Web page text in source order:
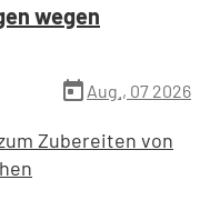
wegen
today Aug., 07 2026
Zubereiten von